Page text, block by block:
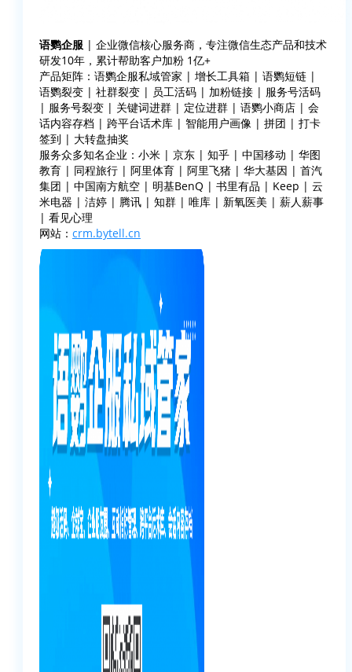
语鹦企服 | 企业微信核心服务商，专注微信生态产品和技术
研发10年，累计帮助客户加粉 1亿+
产品矩阵：语鹦企服私域管家 | 增长工具箱 | 语鹦短链 |
语鹦裂变 | 社群裂变 | 员工活码 | 加粉链接 | 服务号活码
| 服务号裂变 | 关键词进群 | 定位进群 | 语鹦小商店 | 会
话内容存档 | 跨平台话术库 | 智能用户画像 | 拼团 | 打卡
签到 | 大转盘抽奖
服务众多知名企业：小米 | 京东 | 知乎 | 中国移动 | 华图
教育 | 同程旅行 | 阿里体育 | 阿里飞猪 | 华大基因 | 首汽
集团 | 中国南方航空 | 明基BenQ | 书里有品 | Keep | 云
米电器 | 洁婷 | 腾讯 | 知群 | 唯库 | 新氧医美 | 薪人薪事
| 看见心理
网站： crm.bytell.cn